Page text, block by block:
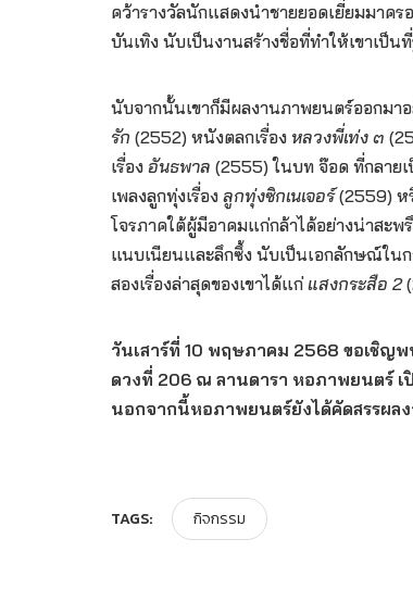
คว้ารางวัลนักแสดงนำชายยอดเยี่ยมมาค
บันเทิง นับเป็นงานสร้างชื่อที่ทำให้เขาเป็
นับจากนั้นเขาก็มีผลงานภาพยนตร์ออกมา
รัก (2552) หนังตลกเรื่อง หลวงพี่เท่ง ๓
เรื่อง อันธพาล (2555) ในบท จ๊อด ที่กลาย
เพลงลูกทุ่งเรื่อง ลูกทุ่งซิกเนเจอร์(2559) ห
โจรภาคใต้ผู้มีอาคมแก่กล้าได้อย่างน่าสะ
แนบเนียนและลึกซึ้ง นับเป็นเอกลักษณ์ใน
สองเรื่องล่าสุดของเขาได้แก่แสงกระสือ 2
วันเสาร์ที่ 10 พฤษภาคม 2568 ขอเชิญ
ดวงที่ 206 ณ ลานดารา หอภาพยนตร์ เ
นอกจากนี้หอภาพยนตร์ยังได้คัดสรรผล
TAGS: กิจกรรม